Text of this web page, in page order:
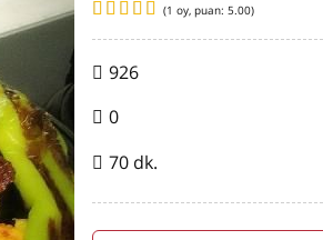
(1 oy, puan: 5.00)
926
0
70 dk.